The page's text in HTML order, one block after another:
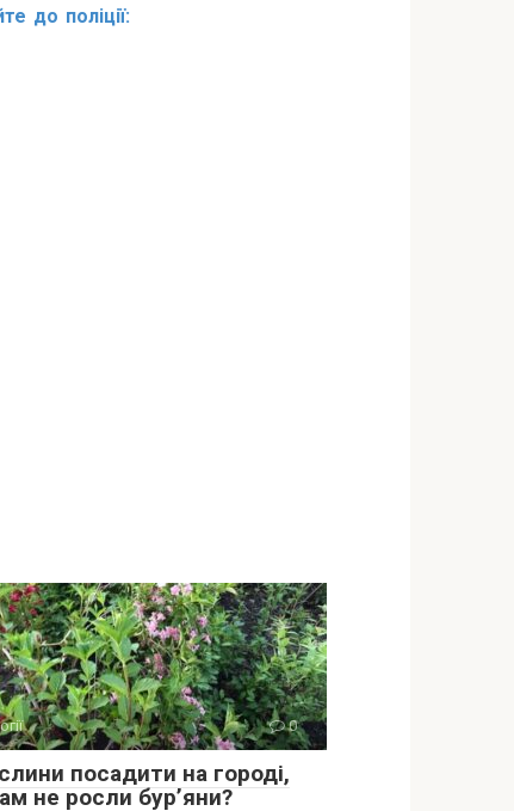
до поліції:
0
посадити на городі,
не росли бур’яни?